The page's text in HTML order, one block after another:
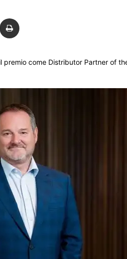
come Distributor Partner of